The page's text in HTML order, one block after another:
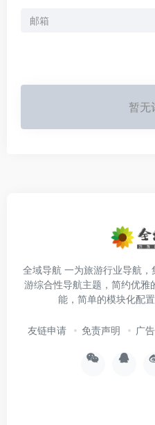
暂无
全域导航 一为旅游行业导航
游综合性导航主题，简约优雅
能，简单的模块化配
友链申请 免责声明 广